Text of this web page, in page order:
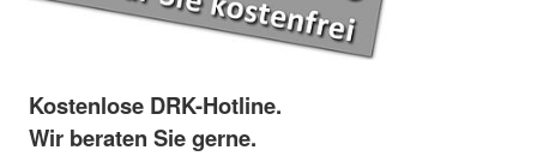
Kostenlose DRK-Hotline.
Wir beraten Sie gerne.